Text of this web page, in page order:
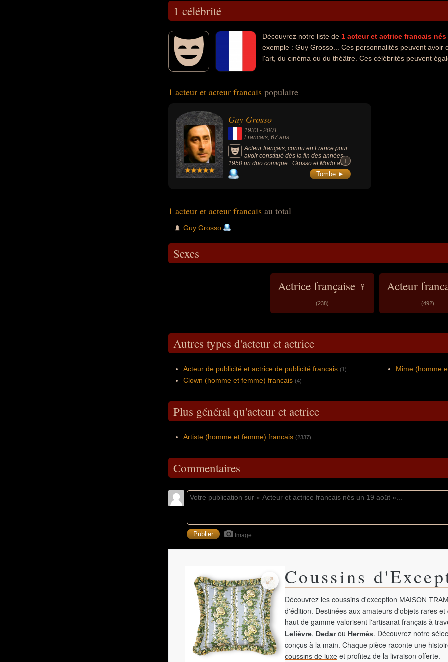
1 célébrité
Découvrez notre liste de 1 acteur et actrice francais
exemple : Guy Grosso... Ces personnalités peuvent avoir
l'art, du cinéma ou du théâtre. Ces célébrités peuvent
1 acteur et acteur francais populaire
Guy Grosso
1933 - 2001
Francais, 67 ans
Acteur français, connu en France pour
avoir constitué dès la fin des années
1950 un duo comique : Grosso et Modo avec
l'acteur Michel Modo, avec qui il apparaîtra
dans de nombreux films avec Louis de
(avec également Michel Galabru, Jean
Lefebvre et Christian Marin).
+
+
Tombe ►
1 acteur et acteur francais au total
Guy Grosso
Sexes
Actrice française ♀
(238)
Acteur
(492)
Autres types d'acteur et actrice
Acteur de publicité et actrice de publicité francais (1)
Clown (homme et femme) francais (4)
Mime (homme
Plus général qu'acteur et actrice
Artiste (homme et femme) francais (2337)
Commentaires
Image
Coussins
Découvrez les coussins d'exception MAISON
d'édition. Destinées aux amateurs d'objets rares
haut de gamme valorisent l'artisanat français à
Lelièvre, Dedarou Hermès. Découvrez notre
conçus à la main. Chaque pièce raconte une
coussins de luxe et profitez de la livraison offerte.